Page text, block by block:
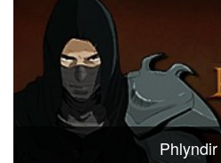
Phlyndir